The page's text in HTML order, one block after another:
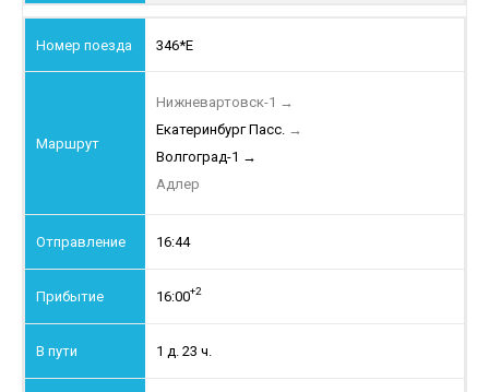
346*Е
Нижневартовск-1 →
Екатеринбург Пасс. →
Волгоград-1 →
Адлер
16:44
16:00+2
1 д. 23 ч.